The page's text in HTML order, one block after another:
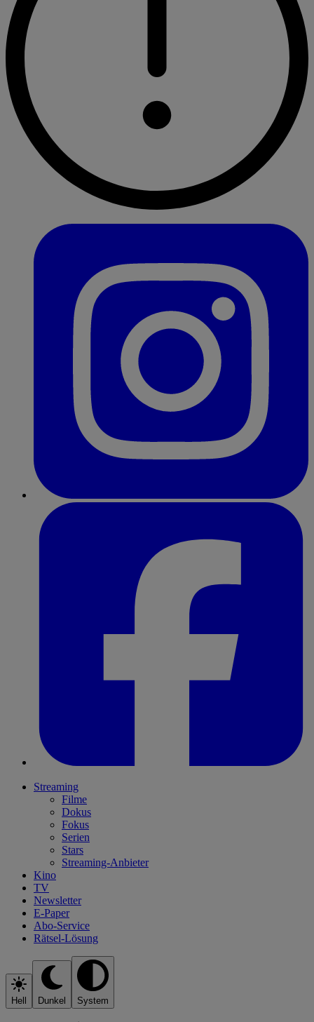
Streaming
Filme
Dokus
Fokus
Serien
Stars
Streaming-Anbieter
Kino
TV
Newsletter
E-Paper
Abo-Service
Rätsel-Lösung
Hell Dunkel System